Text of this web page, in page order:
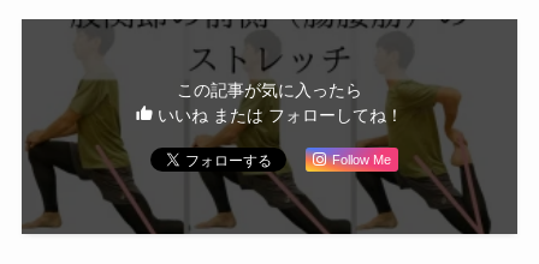
この記事が気に入ったら
いいね または フォローしてね！
Follow Me